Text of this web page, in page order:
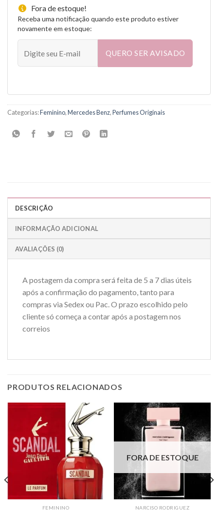
Fora de estoque!
Receba uma notificação quando este produto estiver
novamente em estoque:
QUERO SER AVISADO
Categorias:Feminino,Mercedes Benz,Perfumes Originais
DESCRIÇÃO
INFORMAÇÃO ADICIONAL
AVALIAÇÕES (0)
A postagem da compra será feita de 5 a 7 dias úteis
após a confirmação do pagamento, tanto para
compras via Sedex ou Pac. O prazo escolhido pelo
cliente só começa a contar após a postagem nos
correios
PRODUTOS RELACIONADOS
FEMININO
FORA DE ESTOQUE
NARCISO RODRIGUEZ